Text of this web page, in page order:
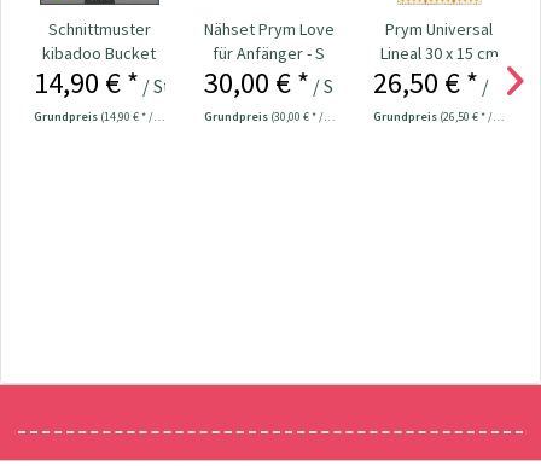
Schnittmuster
kibadoo Bucket
Hat Sonnenhut
14,90 € * / Stück
Grundpreis (14,90 € * / 1 Stück)
Nähset Prym Love
für Anfänger - S
30,00 € * / Stück
Grundpreis (30,00 € * / 1 Stück)
Prym Universal
Lineal 30 x 15 cm
26,50 € * / Stück
Grundpreis (26,50 € * / 1 Stück)